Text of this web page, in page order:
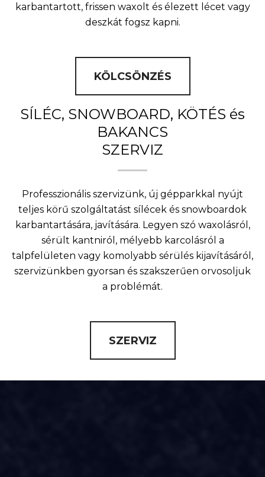
karbantartott, frissen waxolt és élezett lécet vagy
deszkát fogsz kapni.
KÖLCSÖNZÉS
SÍLÉC, SNOWBOARD, KÖTÉS és
BAKANCS
SZERVIZ
Professzionális szervizünk, új gépparkkal nyújt
teljes körű szolgáltatást sílécek és snowboardok
karbantartására, javítására. Legyen szó waxolásról,
sérült kantniról, mélyebb karcolásról a
talpfelületen vagy komolyabb sérülés kijavításáról,
szervizünkben gyorsan és szakszerűen orvosoljuk
a problémát.
SZERVIZ